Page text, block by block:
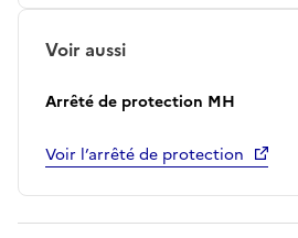
Voir aussi
Arrêté de protection MH
Voir l’arrêté de protection